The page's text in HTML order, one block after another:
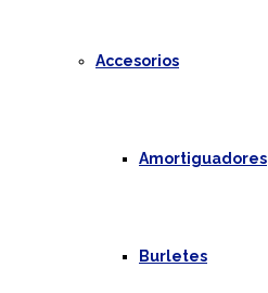
Accesorios
Amortiguadores
Burletes